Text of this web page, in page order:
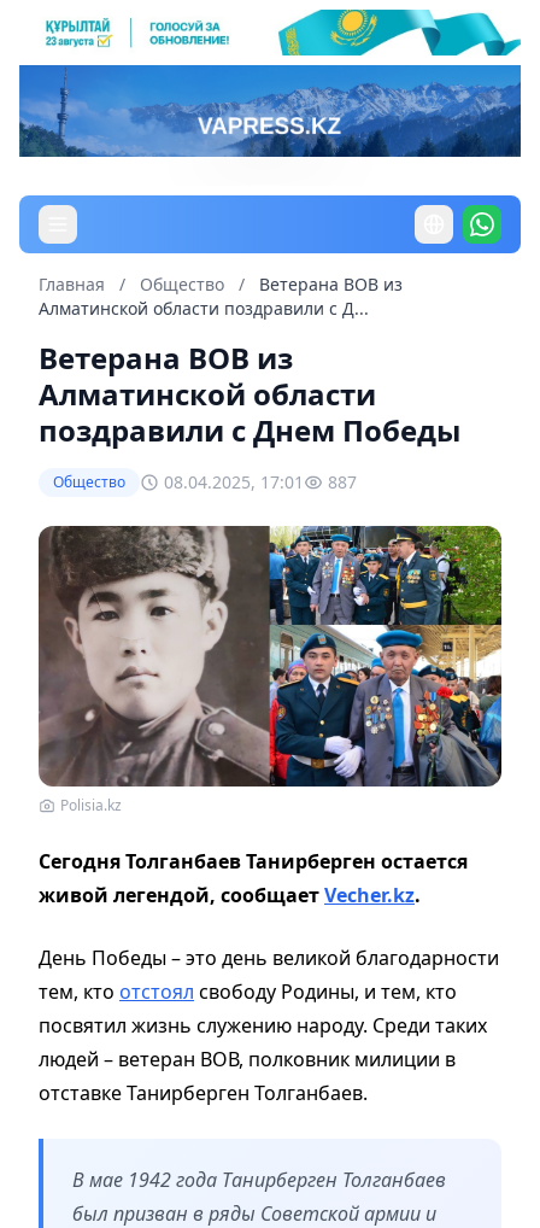
Главная / Общество /
Ветерана ВОВ из
Алматинской области поздравили с Д...
Ветерана ВОВ из
Алматинской области
поздравили с Днем Победы
Общество 08.04.2025, 17:01 887
Polisia.kz
Сегодня Толганбаев Танирберген остается
живой легендой, сообщаетVecher.kz.
День Победы – это день великой благодарности
тем, кто отстоял свободу Родины, и тем, кто
посвятил жизнь служению народу. Среди таких
людей – ветеран ВОВ, полковник милиции в
отставке Танирберген Толганбаев.
В мае 1942 года Танирберген Толганбаев
был призван в ряды Советской армии и